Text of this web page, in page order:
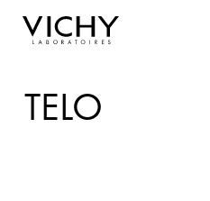
TELO